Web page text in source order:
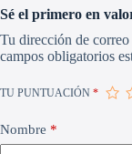
Sé el primero en
Tu dirección de
campos obligatorios
TU PUNTUACIÓN *
Nombre *